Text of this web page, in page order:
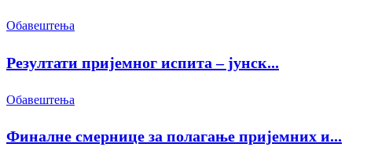
Обавештења
Резултати пријемног испита – јунск...
Обавештења
Финалне смернице за полагање пријемних и...